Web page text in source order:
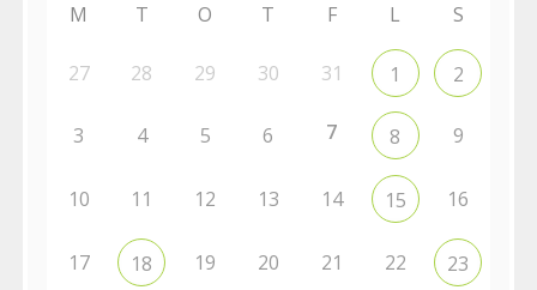
M T O T F L S
27 28 29 30 31 1 2
3 4 5 6 7 8 9
10 11 12 13 14 15 16
17 18 19 20 21 22 23